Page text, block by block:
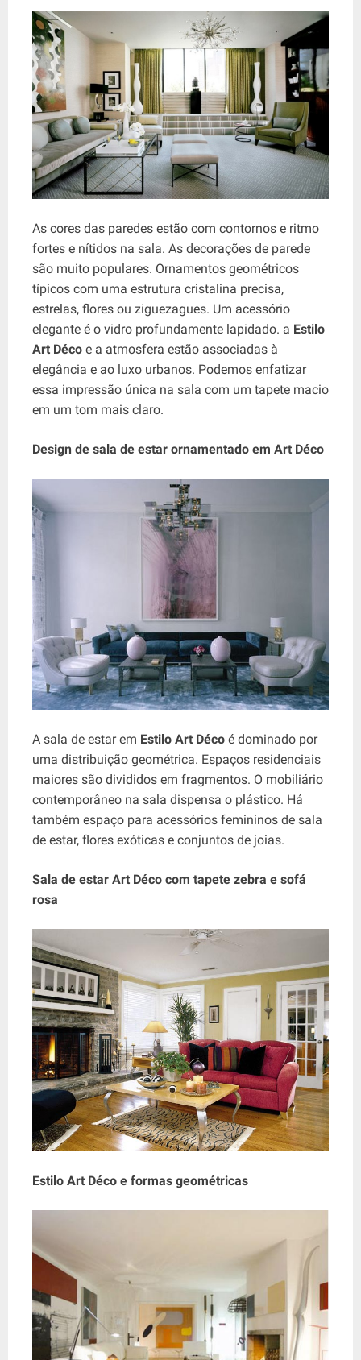
As cores das paredes estão com contornos e ritmo
fortes e nítidos na sala. As decorações de parede
são muito populares. Ornamentos geométricos
típicos com uma estrutura cristalina precisa,
estrelas, flores ou ziguezagues. Um acessório
elegante é o vidro profundamente lapidado. a Estilo
Art Déco e a atmosfera estão associadas à
elegância e ao luxo urbanos. Podemos enfatizar
essa impressão única na sala com um tapete macio
em um tom mais claro.
Design de sala de estar ornamentado em Art Déco
A sala de estar em Estilo Art Déco é dominado por
uma distribuição geométrica. Espaços residenciais
maiores são divididos em fragmentos. O mobiliário
contemporâneo na sala dispensa o plástico. Há
também espaço para acessórios femininos de sala
de estar, flores exóticas e conjuntos de joias.
Sala de estar Art Déco com tapete zebra e sofá
rosa
Estilo Art Déco e formas geométricas